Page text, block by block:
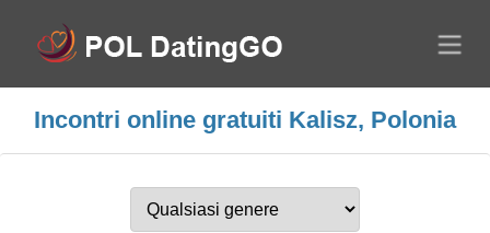
Incontri online gratuiti Kalisz, Polonia